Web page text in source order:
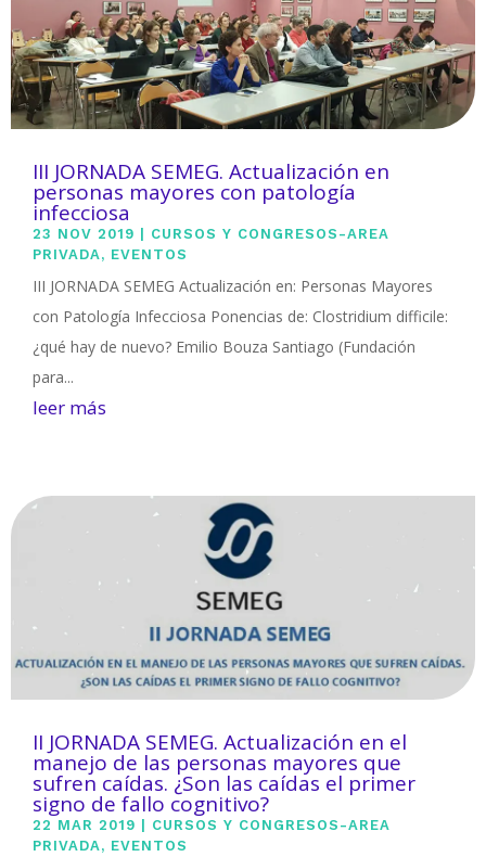
III JORNADA SEMEG. Actualización en
personas mayores con patología
infecciosa
23 NOV 2019 | CURSOS Y CONGRESOS-AREA
PRIVADA , EVENTOS
III JORNADA SEMEG Actualización en: Personas Mayores
con Patología Infecciosa Ponencias de: Clostridium difficile:
¿qué hay de nuevo? Emilio Bouza Santiago (Fundación
para...
leer más
II JORNADA SEMEG. Actualización en el
manejo de las personas mayores que
sufren caídas. ¿Son las caídas el primer
signo de fallo cognitivo?
22 MAR 2019
CURSOS Y CONGRESOS-AREA
PRIVADA, EVENTOS